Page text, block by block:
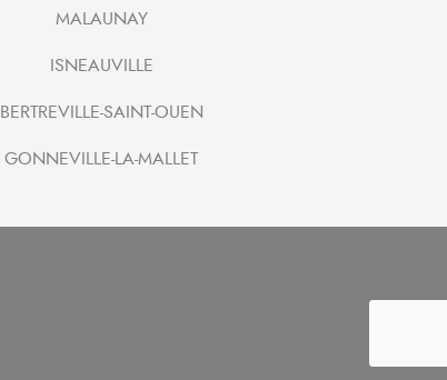
MALAUNAY
ISNEAUVILLE
BERTREVILLE-SAINT-OUEN
GONNEVILLE-LA-MALLET